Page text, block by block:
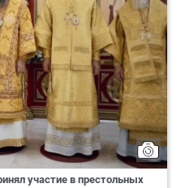
участие в престольных